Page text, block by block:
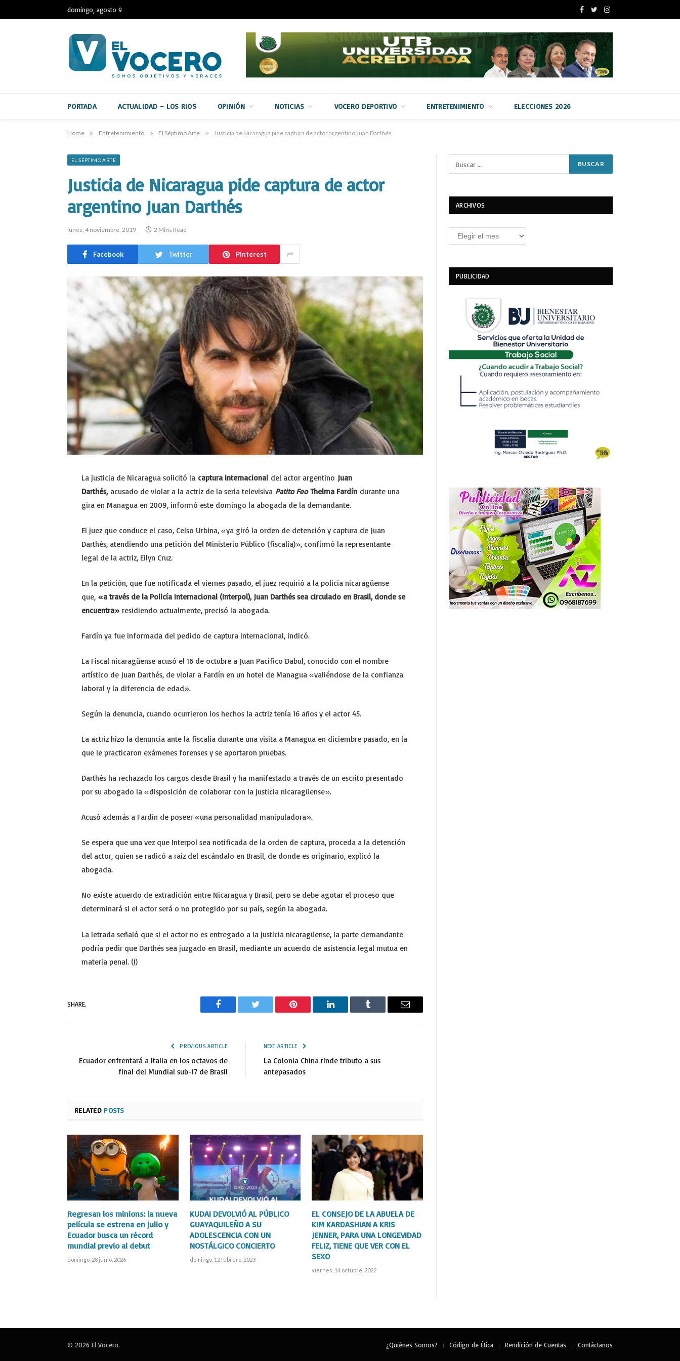
domingo, agosto 9
Facebook
TwitterInstagram
PORTADA ACTUALIDAD – LOS RIOS OPINIÓN NOTICIAS VOCERO DEPORTIVO ENTRETENIMIENTO ELECCIONES 2026
Home » Entretenimiento » El Séptimo Arte » Justicia de Nicaragua pide captura de actor argentino Juan Darthés
EL SÉPTIMO ARTE
Justicia de Nicaragua pide captura de actor
argentino Juan Darthés
lunes, 4 noviembre, 2019 2 Mins Read
Facebook Twitter Pinterest
La justicia de Nicaragua solicitó la captura internacionaldel actor argentino Juan
Darthés,acusado de violar a la actriz de la seria televisiva Patito Feo Thelma Fardíndurante una
gira en Managua en 2009, informó este domingo la abogada de la demandante.
El juez que conduce el caso, Celso Urbina, «ya giró la orden de detención y captura de Juan
Darthés, atendiendo una petición del Ministerio Público (fiscalía)», confirmó la representante
legal de la actriz, Eilyn Cruz.
En la petición, que fue notificada el viernes pasado, el juez requirió a la policía nicaragüense
que,«a través de la Policía Internacional (Interpol), Juan Darthés sea circulado en Brasil, donde se
encuentra» residiendo actualmente, precisó la abogada.
Fardín ya fue informada del pedido de captura internacional, indicó.
La Fiscal nicaragüense acusó el 16 de octubre a Juan Pacífico Dabul, conocido con el nombre
artístico de Juan Darthés, de violar a Fardín en un hotel de Managua «valiéndose de la confianza
laboral y la diferencia de edad».
Según la denuncia, cuando ocurrieron los hechos la actriz tenía 16 años y el actor 45.
La actriz hizo la denuncia ante la fiscalía durante una visita a Managua en diciembre pasado, en la
que le practicaron exámenes forenses y se aportaron pruebas.
Darthés ha rechazado los cargos desde Brasil y ha manifestado a través de un escrito presentado
por su abogado la «disposición de colaborar con la justicia nicaragüense».
Acusó además a Fardín de poseer «una personalidad manipuladora».
Se espera que una vez que Interpol sea notificada de la orden de captura, proceda a la detención
del actor, quien se radicó a raíz del escándalo en Brasil, de donde es originario, explicó la
abogada.
No existe acuerdo de extradición entre Nicaragua y Brasil, pero se debe agotar el proceso que
determinará si el actor será o no protegido por su país, según la abogada.
La letrada señaló que si el actor no es entregado a la justicia nicaragüense, la parte demandante
podría pedir que Darthés sea juzgado en Brasil, mediante un acuerdo de asistencia legal mutua en
materia penal. (I)
SHARE.
Facebook Twitter Pinterest LinkedIn Tumblr Email
PREVIOUS ARTICLE
Ecuador enfrentará a Italia en los octavos de
final del Mundial sub-17 de Brasil
NEXT ARTICLE
La Colonia China rinde tributo a sus
antepasados
RELATED POSTS
Regresan los minions: la nueva
película se estrena en julio y
Ecuador busca un récord
mundial previo al debut
domingo, 28 junio, 2026
KUDAI DEVOLVIÓ AL PÚBLICO
GUAYAQUILEÑO A SU
ADOLESCENCIA CON UN
NOSTÁLGICO CONCIERTO
domingo, 12 febrero, 2023
EL CONSEJO DE LA ABUELA DE
KIM KARDASHIAN A KRIS
JENNER, PARA UNA LONGEVIDAD
FELIZ, TIENE QUE VER CON EL
SEXO
viernes, 14 octubre, 2022
ARCHIVOS
Archivos
PUBLICIDAD
© 2026 El Vocero. ¿Quiénes Somos? Código de Ética Rendición de Cuentas Contáctanos